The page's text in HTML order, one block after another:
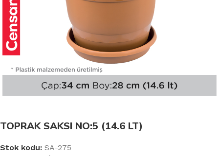
TOPRAK SAKSI NO:5 (14.6 LT)
Stok kodu: SA-275